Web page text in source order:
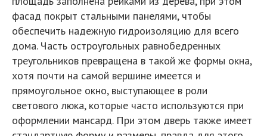
фасад покрыт стальными панелями, чтобы
обеспечить надежную гидроизоляцию для всего
дома. Часть остроугольных равнобедренных
треугольников превращена в такой же формы окна,
хотя почти на самой вершине имеется и
прямоугольное окно, выступающее в роли
светового люка, которые часто используются при
оформлении мансард. При этом дверь также имеет